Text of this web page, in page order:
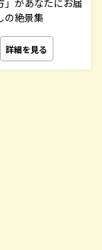
」があなたにお届
の絶景集
詳細を見る